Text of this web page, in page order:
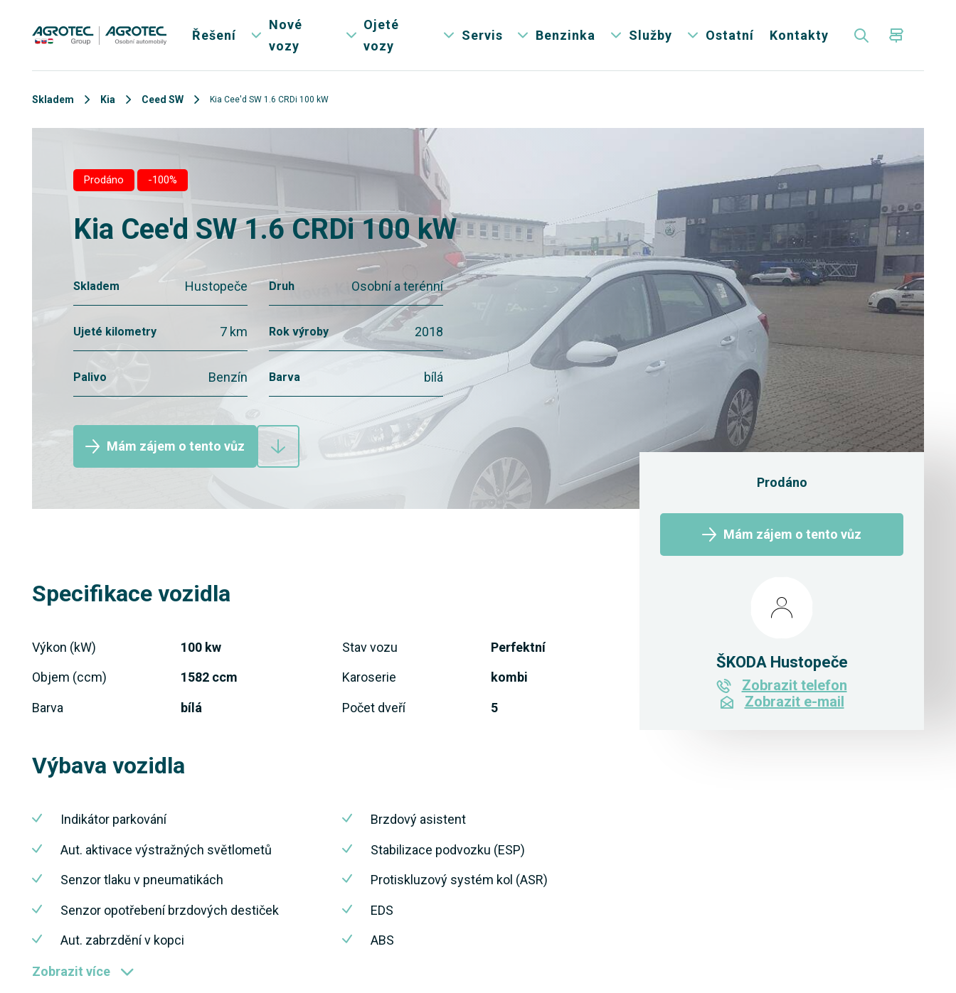
Řešení
Nové
vozy
Ojeté
vozy
Servis Benzinka Služby Ostatní Kontakty
Skladem Kia Ceed SW Kia Cee'd SW 1.6 CRDi 100 kW
Prodáno -100%
Kia Cee'd SW 1.6 CRDi 100 kW
Skladem Hustopeče Druh Osobní a terénní
Ujeté kilometry 7 km Rok výroby 2018
Palivo Benzín Barva bílá
Mám zájem o tento vůz
Specifikace vozidla
Výkon (kW) 100 kw
Objem (ccm) 1582 ccm
Barva bílá
Stav vozu Perfektní
Karoserie kombi
Počet dveří 5
Výbava vozidla
Indikátor parkování
Aut. aktivace výstražných světlometů
Senzor tlaku v pneumatikách
Senzor opotřebení brzdových destiček
Aut. zabrzdění v kopci
Brzdový asistent
Stabilizace podvozku (ESP)
Protiskluzový systém kol (ASR)
EDS
ABS
Zobrazit více
Prodáno
Mám zájem o tento vůz
ŠKODA Hustopeče
Zobrazit telefon
Zobrazit e-mail